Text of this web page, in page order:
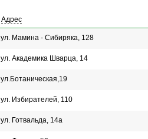
Адрес
ул. Мамина - Сибиряка, 128
ул. Академика Шварца, 14
ул.Ботаническая,19
ул. Избирателей, 110
ул. Готвальда, 14а